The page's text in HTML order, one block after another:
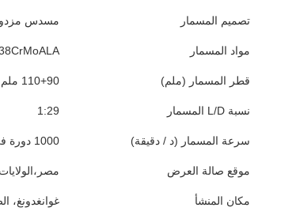
تصميم المسمار مسدس
مواد المسمار
قطر المسمار (ملم) 110+90 ملم
نسبة L/D المسمار 1:29
سرعة المسمار (د / دقيقة) 1000 دورة في الدقيقة
موقع صالة العرض
مكان المنشأ غوانغدونغ،